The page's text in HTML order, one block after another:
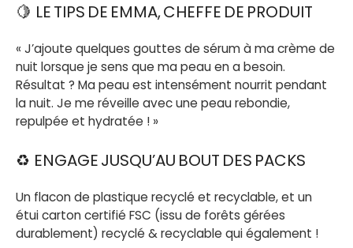
Huile de tournesol BIO, adoucit et assouplit la
Squalane: « Silicone végétal », issu de l’huile
d’olive, hydrate et répare la peau. Doux et non-
gras.
Huile de graines de tournesol BIO aux vertus
hydratantes, antioxydantes.
Dicaprylyl Ether: Huile sèche d’origine
végétale.
🍋 LE TIPS DE EMMA, CHEFFE DE PRODUIT
« J’ajoute quelques gouttes de sérum à ma crème de
nuit lorsque je sens que ma peau en a besoin.
Résultat ? Ma peau est intensément nourrit pendant
la nuit. Je me réveille avec une peau rebondie,
repulpée et hydratée ! »
♻ ENGAGE JUSQU’AU BOUT DES PACKS
Un flacon de plastique recyclé et recyclable, et un
étui carton certifié FSC (issu de forêts gérées
durablement) recyclé & recyclable qui également !